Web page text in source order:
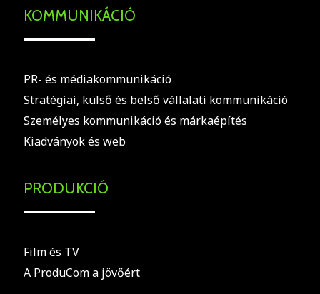
KOMMUNIKÁCIÓ
PR- és médiakommunikáció
Stratégiai, külső és belső vállalati kommunikáció
Személyes kommunikáció és márkaépítés
Kiadványok és web
PRODUKCIÓ
Film és TV
A ProduCom a jövőért